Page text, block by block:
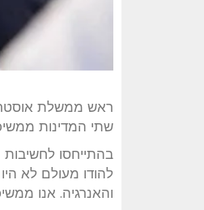
ראש ממשלת
שתי המדינות
בהתייחסו לחשיבות
להודו מעולם לא
והאנרגיה. אנו